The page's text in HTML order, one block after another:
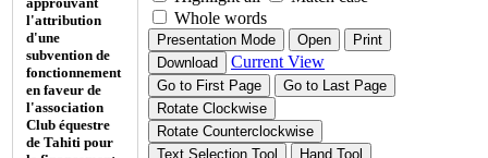
l'attribution
d'une
subvention de
fonctionnement
en faveur de
l'association
Club équestre
de Tahiti pour
Whole words
Presentation Mode Open
Print
Download
Current View
Go to First Page
Go to Last Page
Rotate Clockwise
Rotate Counterclockwise
Text Selection Tool
Hand Tool